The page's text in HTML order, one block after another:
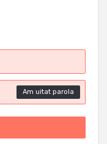
Am uitat parola